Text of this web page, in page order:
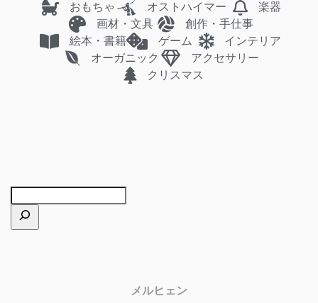
おもちゃ オストハイマー
楽器
画材・文具
創作・手仕事
絵本・書籍
ゲーム
インテリア
オーガニック
アクセサリー
クリスマス
メルヒェン